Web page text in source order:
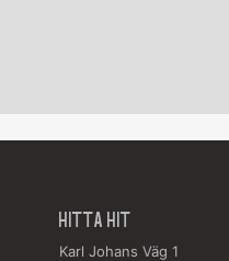
HITTA HIT
Karl Johans Väg 1